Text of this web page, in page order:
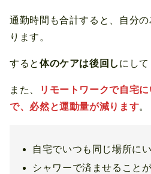
通勤時間も合計すると、自分
ります。
すると 体のケアは後回し にして
また、
リモートワークで自宅
で、必然と運動量が減ります。
自宅でいつも同じ場所に
シャワーで済ませること